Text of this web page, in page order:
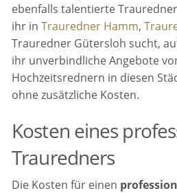
ebenfalls talentierte
ihr inTrauredner Hamm,
Trauredner Gütersloh sucht,
ihr unverbindliche Angebote
Hochzeitsrednern in diesen
ohne zusätzliche Kosten.
Kosten eines
Trauredners
Die Kosten für einen